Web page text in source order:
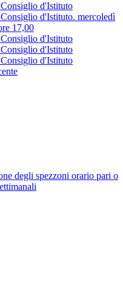
d'Istituto
d'Istituto. mercoledì
17,00
d'Istituto
d'Istituto
d'Istituto
degli spezzoni orario pari o